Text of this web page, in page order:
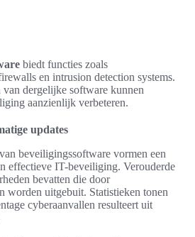
biedt functies zoals
en intrusion detection systems.
dergelijke software kunnen
aanzienlijk verbeteren.
updates
van beveiligingssoftware vormen een
effectieve IT-beveiliging. Verouderde
bevatten die door
worden uitgebuit. Statistieken tonen
cyberaanvallen resulteert uit